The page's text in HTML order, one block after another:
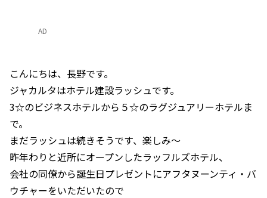
AD
こんにちは、長野です。
ジャカルタはホテル建設ラッシュです。
3☆のビジネスホテルから５☆のラグジュアリーホテルま
で。
まだラッシュは続きそうです、楽しみ～
昨年わりと近所にオープンしたラッフルズホテル、
会社の同僚から誕生日プレゼントにアフタヌーンティ・バ
ウチャーをいただいたので